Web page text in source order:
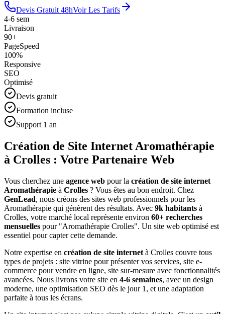
Devis Gratuit 48hVoir Les Tarifs
4-6 sem
Livraison
90+
PageSpeed
100%
Responsive
SEO
Optimisé
Devis gratuit
Formation incluse
Support 1 an
Création de Site Internet Aromathérapie
à Crolles : Votre Partenaire Web
Vous cherchez une agence web pour la création de site internet
Aromathérapie à Crolles ? Vous êtes au bon endroit. Chez
GenLead, nous créons des sites web professionnels pour les
Aromathérapie qui génèrent des résultats. Avec 9k habitants à
Crolles, votre marché local représente environ 60+ recherches
mensuelles pour "Aromathérapie Crolles". Un site web optimisé est
essentiel pour capter cette demande.
Notre expertise en création de site internet à Crolles couvre tous
types de projets : site vitrine pour présenter vos services, site e-
commerce pour vendre en ligne, site sur-mesure avec fonctionnalités
avancées. Nous livrons votre site en 4-6 semaines, avec un design
moderne, une optimisation SEO dès le jour 1, et une adaptation
parfaite à tous les écrans.